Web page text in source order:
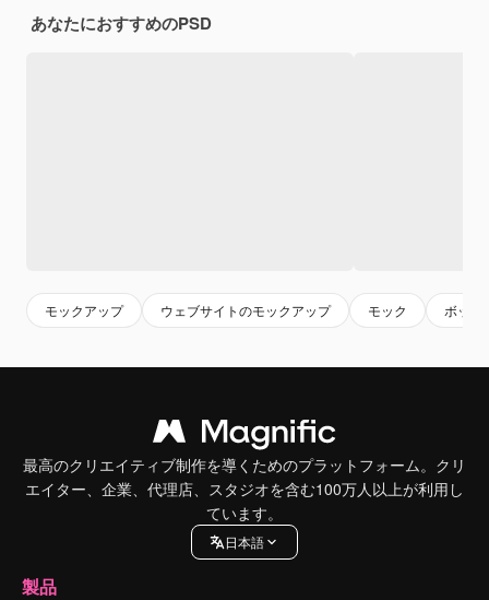
あなたにおすすめのPSD
モックアップ ウェブサイトのモックアップ モック ボック
最高のクリエイティブ制作を導くためのプラットフォーム。クリ
エイター、企業、代理店、スタジオを含む100万人以上が利用し
ています。
日本語
製品